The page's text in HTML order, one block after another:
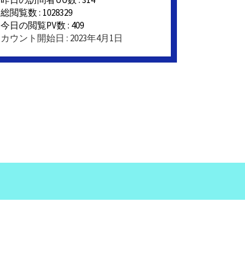
総閲覧数 : 1028329
今日の閲覧PV数 : 409
カウント開始日 : 2023年4月1日